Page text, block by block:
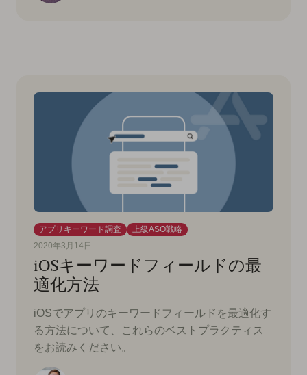
アプリキーワード調査
上級ASO戦略
2020年3月14日
iOSキーワードフィールドの最
適化方法
iOSでアプリのキーワードフィールドを最適化す
る方法について、これらのベストプラクティス
をお読みください。